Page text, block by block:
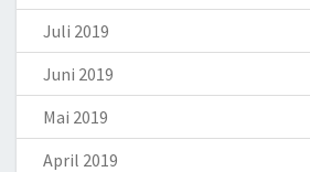
Juli 2019
Juni 2019
Mai 2019
April 2019